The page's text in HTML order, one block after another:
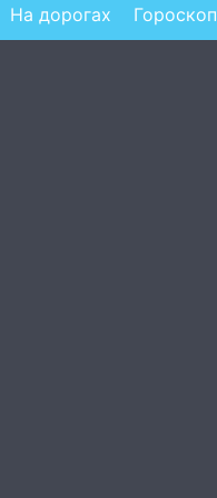
На дорогах Гороскоп